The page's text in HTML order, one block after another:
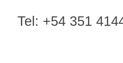
Tel: +54 351